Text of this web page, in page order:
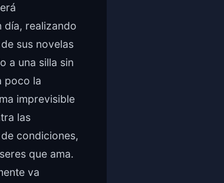
día, realizando
sus novelas
a una silla sin
poco la
imprevisible
las
condiciones,
que ama.
va